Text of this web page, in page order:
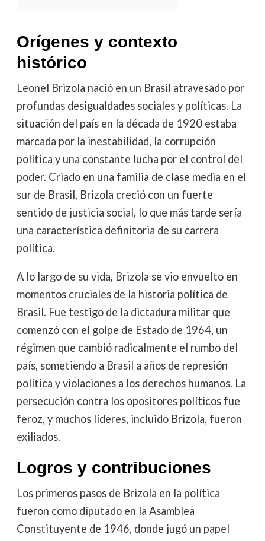
Orígenes y contexto
histórico
Leonel Brizola nació en un Brasil atravesado por
profundas desigualdades sociales y políticas. La
situación del país en la década de 1920 estaba
marcada por la inestabilidad, la corrupción
política y una constante lucha por el control del
poder. Criado en una familia de clase media en el
sur de Brasil, Brizola creció con un fuerte
sentido de justicia social, lo que más tarde sería
una característica definitoria de su carrera
política.
A lo largo de su vida, Brizola se vio envuelto en
momentos cruciales de la historia política de
Brasil. Fue testigo de la dictadura militar que
comenzó con el golpe de Estado de 1964, un
régimen que cambió radicalmente el rumbo del
país, sometiendo a Brasil a años de represión
política y violaciones a los derechos humanos. La
persecución contra los opositores políticos fue
feroz, y muchos líderes, incluido Brizola, fueron
exiliados.
Logros y contribuciones
Los primeros pasos de Brizola en la política
fueron como diputado en la Asamblea
Constituyente de 1946, donde jugó un papel